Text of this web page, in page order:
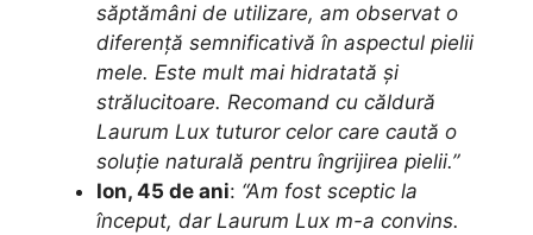
săptămâni de utilizare, am observat o
diferență semnificativă în aspectul pielii
mele. Este mult mai hidratată și
strălucitoare. Recomand cu căldură
Laurum Lux tuturor celor care caută o
soluție naturală pentru îngrijirea pielii.”
Ion, 45 de ani: “Am fost sceptic la
început, dar Laurum Lux m-a convins.